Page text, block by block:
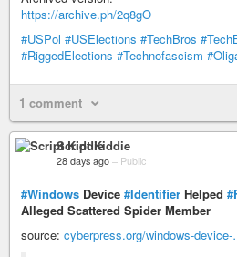
https://archive.ph/2q8gO
#USPol #USElections #TechBros
#RiggedElections #Technofascism
1 comment
Script Kiddie
28 days ago – Public
#Windows Device #Identifier Helped
Alleged Scattered Spider Member
source: cyberpress.org/windows-